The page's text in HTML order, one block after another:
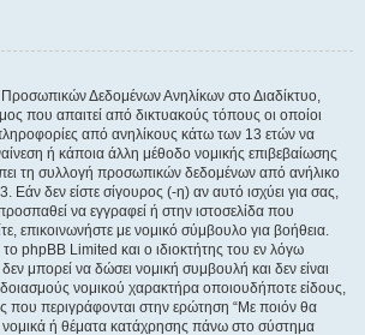
Δεδομένων Ανηλίκων στο Διαδίκτυο,
που απαιτεί από δικτυακούς τόπους οι οποίοι
από ανηλίκους κάτω των 13 ετών να
ή κάποια άλλη μέθοδο νομικής επιβεβαίωσης
τη συλλογή προσωπικών δεδομένων από ανήλικο
Εάν δεν είστε σίγουρος (-η) αν αυτό ισχύει για σας,
να εγγραφεί ή στην ιστοσελίδα που
επικοινωνήστε με νομικό σύμβουλο για βοήθεια.
phpBB Limited και ο ιδιοκτήτης του εν λόγω
μπορεί να δώσει νομική συμβουλή και δεν είναι
νομικού χαρακτήρα οποιουδήποτε είδους,
που περιγράφονται στην ερώτηση “Με ποιόν θα
νομικά ή θέματα κατάχρησης πάνω στο σύστημα